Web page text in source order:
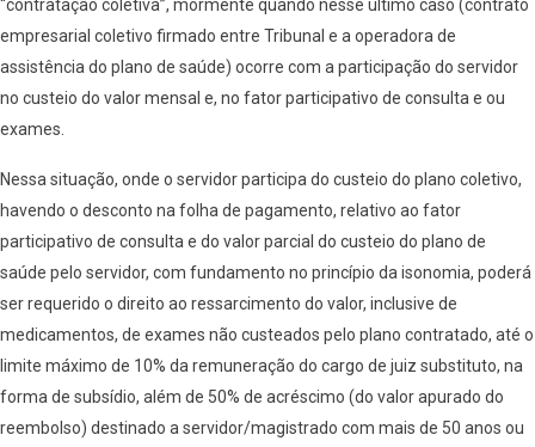
“contratação coletiva”, mormente quando nesse último caso (contrato
empresarial coletivo firmado entre Tribunal e a operadora de
assistência do plano de saúde) ocorre com a participação do servidor
no custeio do valor mensal e, no fator participativo de consulta e ou
exames.
Nessa situação, onde o servidor participa do custeio do plano coletivo,
havendo o desconto na folha de pagamento, relativo ao fator
participativo de consulta e do valor parcial do custeio do plano de
saúde pelo servidor, com fundamento no princípio da isonomia, poderá
ser requerido o direito ao ressarcimento do valor, inclusive de
medicamentos, de exames não custeados pelo plano contratado, até o
limite máximo de 10% da remuneração do cargo de juiz substituto, na
forma de subsídio, além de 50% de acréscimo (do valor apurado do
reembolso) destinado a servidor/magistrado com mais de 50 anos ou